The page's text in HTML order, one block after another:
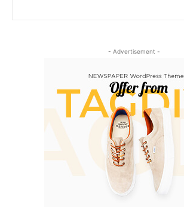
- Advertisement -